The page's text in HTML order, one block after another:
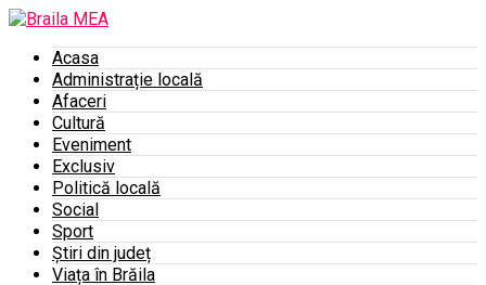
Acasa
Administrație locală
Afaceri
Cultură
Eveniment
Exclusiv
Politică locală
Social
Sport
Știri din județ
Viața în Brăila